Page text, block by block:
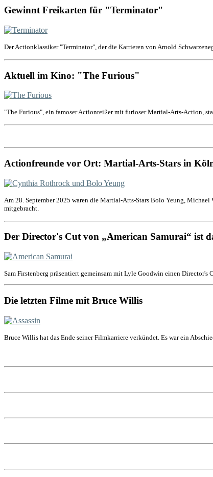
Gewinnt Freikarten für "Terminator"
Der Actionklassiker "Terminator", der die Karrieren von Arnold
Aktuell im Kino: "The Furious"
"The Furious", ein famoser Actionreißer mit furioser Martial-Arts-Action,
Actionfreunde vor Ort: Martial-Arts-Stars in
Am 28. September 2025 waren die Martial-Arts-Stars Bolo Yeung,
mitgebracht.
Der Director's Cut von „American Samurai“ ist
Sam Firstenberg präsentiert gemeinsam mit Lyle Goodwin einen
Die letzten Filme mit Bruce Willis
Bruce Willis hat das Ende seiner Filmkarriere verkündet. Es war ein